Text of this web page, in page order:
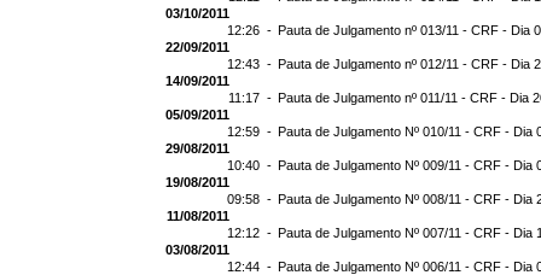
03/10/2011
12:26 - Pauta de Julgamento nº 013/11 - CRF - Dia
22/09/2011
12:43 - Pauta de Julgamento nº 012/11 - CRF - Dia
14/09/2011
11:17 - Pauta de Julgamento nº 011/11 - CRF - Dia
05/09/2011
12:59 - Pauta de Julgamento Nº 010/11 - CRF - Dia
29/08/2011
10:40 - Pauta de Julgamento Nº 009/11 - CRF - Dia
19/08/2011
09:58 - Pauta de Julgamento Nº 008/11 - CRF - Dia
11/08/2011
12:12 - Pauta de Julgamento Nº 007/11 - CRF - Dia
03/08/2011
12:44 - Pauta de Julgamento Nº 006/11 - CRF - Dia